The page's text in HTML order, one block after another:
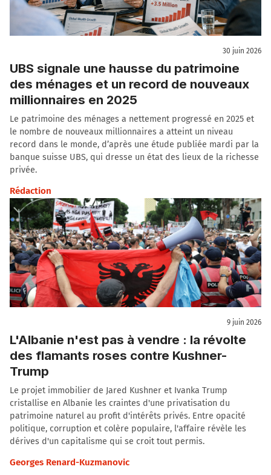
30 juin 2026
UBS signale une hausse du patrimoine
des ménages et un record de nouveaux
millionnaires en 2025
Le patrimoine des ménages a nettement progressé en 2025 et
le nombre de nouveaux millionnaires a atteint un niveau
record dans le monde, d’après une étude publiée mardi par la
banque suisse UBS, qui dresse un état des lieux de la richesse
privée.
Rédaction
9 juin 2026
L'Albanie n'est pas à vendre : la révolte
des flamants roses contre Kushner-
Trump
Le projet immobilier de Jared Kushner et Ivanka Trump
cristallise en Albanie les craintes d'une privatisation du
patrimoine naturel au profit d'intérêts privés. Entre opacité
politique, corruption et colère populaire, l'affaire révèle les
dérives d'un capitalisme qui se croit tout permis.
Georges Renard-Kuzmanovic